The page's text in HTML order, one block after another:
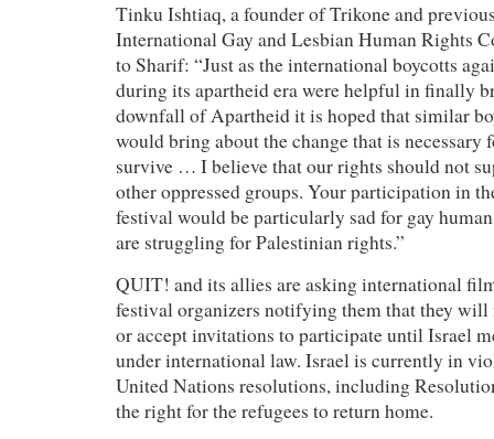
Tinku Ishtiaq, a founder of Trikone and
International Gay and Lesbian Human Rights
to Sharif: “Just as the international boycotts
during its apartheid era were helpful in finally
downfall of Apartheid it is hoped that similar
would bring about the change that is necessary
survive … I believe that our rights should not
other oppressed groups. Your participation in
festival would be particularly sad for gay
are struggling for Palestinian rights.”
QUIT! and its allies are asking international
festival organizers notifying them that they
or accept invitations to participate until Israel
under international law. Israel is currently in
United Nations resolutions, including
the right for the refugees to return home.